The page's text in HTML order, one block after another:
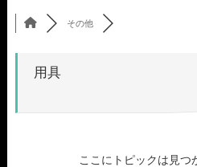
その他
用具
ここにトピックは見つ